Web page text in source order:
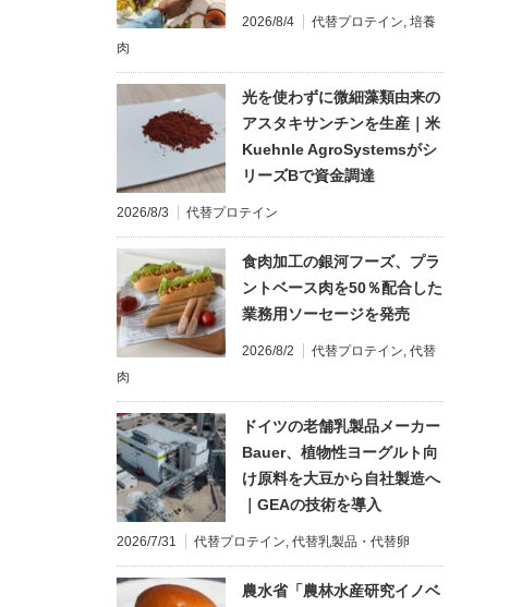
2026/8/4 代替プロテイン, 培養
肉
光を使わずに微細藻類由来の
アスタキサンチンを生産｜米
Kuehnle AgroSystemsがシ
リーズBで資金調達
2026/8/3 代替プロテイン
食肉加工の銀河フーズ、プラ
ントベース肉を50％配合した
業務用ソーセージを発売
2026/8/2 代替プロテイン, 代替
肉
ドイツの老舗乳製品メーカー
Bauer、植物性ヨーグルト向
け原料を大豆から自社製造へ
｜GEAの技術を導入
2026/7/31 代替プロテイン, 代替乳製品・代替卵
農水省「農林水産研究イノベ